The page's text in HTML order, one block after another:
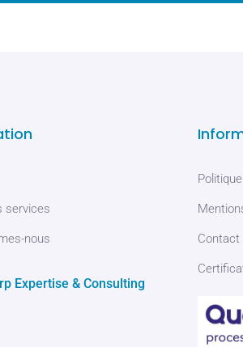
services
nous
Expertise & Consulting
Contact